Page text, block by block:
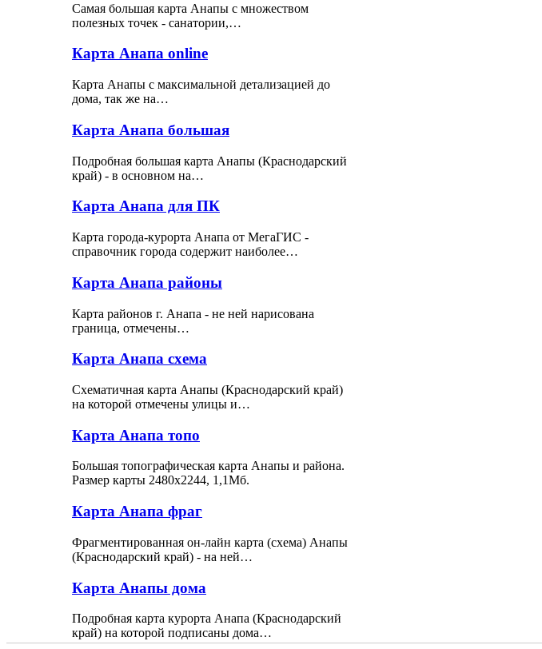
Самая большая карта Анапы с множеством
полезных точек - санатории,…
Карта Анапа online
Карта Анапы с максимальной детализацией до
дома, так же на…
Карта Анапа большая
Подробная большая карта Анапы (Краснодарский
край) - в основном на…
Карта Анапа для ПК
Карта города-курорта Анапа от МегаГИС -
справочник города содержит наиболее…
Карта Анапа районы
Карта районов г. Анапа - не ней нарисована
граница, отмечены…
Карта Анапа схема
Схематичная карта Анапы (Краснодарский край)
на которой отмечены улицы и…
Карта Анапа топо
Большая топографическая карта Анапы и района.
Размер карты 2480x2244, 1,1Мб.
Карта Анапа фраг
Фрагментированная он-лайн карта (схема) Анапы
(Краснодарский край) - на ней…
Карта Анапы дома
Подробная карта курорта Анапа (Краснодарский
край) на которой подписаны дома…